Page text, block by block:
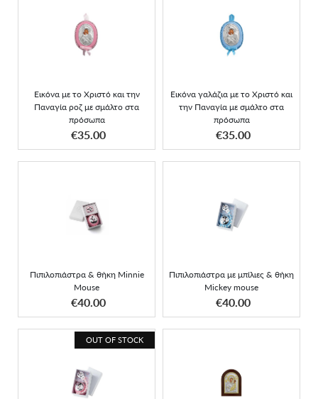
Εικόνα με το Χριστό και την
Παναγία ροζ με σμάλτο στα
πρόσωπα
€35.00
Εικόνα με το Χριστό και
την Παναγία ροζ με
σμάλτο στα πρόσωπα
ΑΠΟΚΤΗΣΕ ΤΟ
Εικόνα γαλάζια με το Χριστό και
την Παναγία με σμάλτο στα
πρόσωπα
€35.00
Εικόνα γαλάζια με το
Χριστό και την Παναγία
με σμάλτο στα πρόσωπα
ΑΠΟΚΤΗΣΕ ΤΟ
Πιπιλοπιάστρα & θήκη Minnie
Mouse
€40.00
Πιπιλοπιάστρα & θήκη
Minnie Mouse
ΑΠΟΚΤΗΣΕ ΤΟ
Πιπιλοπιάστρα με μπίλιες & θήκη
Mickey mouse
€40.00
Πιπιλοπιάστρα με μπίλιες
& θήκη Mickey mouse
ΑΠΟΚΤΗΣΕ ΤΟ
OUT OF STOCK
Πιπιλοπιάστρα με μπίλιες
& θήκη Minnie Mouse
Εικόνα ξύλινη με το
Χριστό και την Παναγία